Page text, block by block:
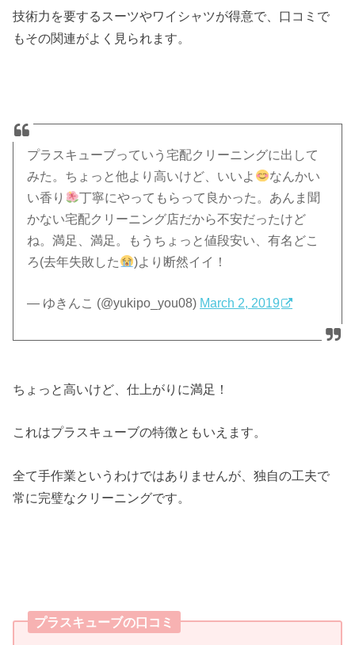
技術力を要するスーツやワイシャツが得意で、口コミで
もその関連がよく見られます。
プラスキューブっていう宅配クリーニングに出して
みた。ちょっと他より高いけど、いいよ
なんかい
い香り
丁寧にやってもらって良かった。あんま聞
かない宅配クリーニング店だから不安だったけど
ね。満足、満足。もうちょっと値段安い、有名どこ
ろ(去年失敗した
)より断然イイ！
— ゆきんこ (@yukipo_you08) March 2, 2019
ちょっと高いけど、仕上がりに満足！
これはプラスキューブの特徴ともいえます。
全て手作業というわけではありませんが、独自の工夫で
常に完璧なクリーニングです。
プラスキューブの口コミ